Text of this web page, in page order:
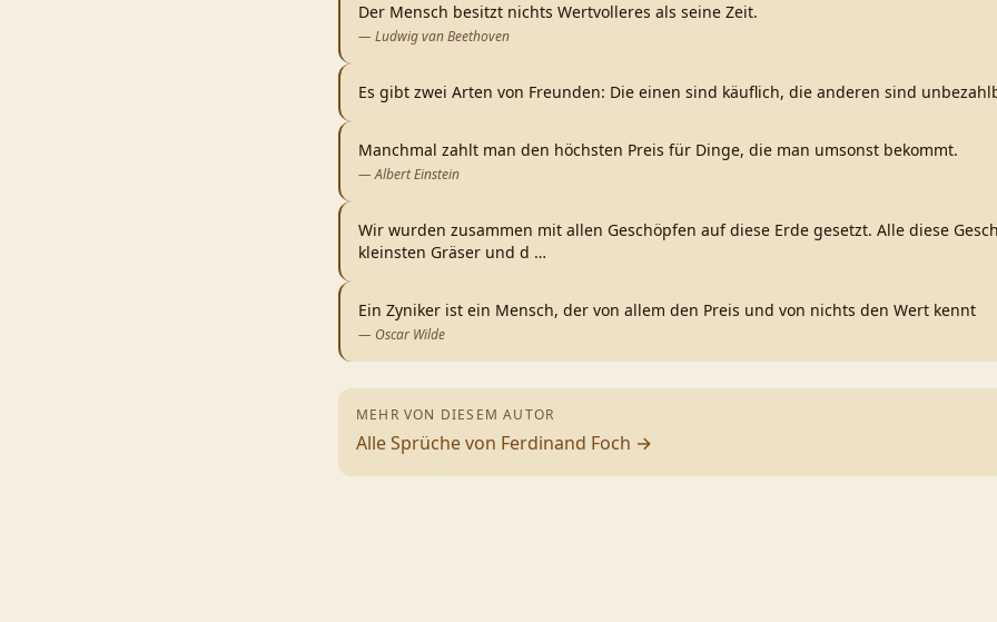
Der Mensch besitzt nichts Wertvolleres als seine Zeit.
— Ludwig van Beethoven
Es gibt zwei Arten von Freunden: Die einen sind käuflich, die anderen sind
Manchmal zahlt man den höchsten Preis für Dinge, die man umsonst bekommt.
—Albert Einstein
Wir wurden zusammen mit allen Geschöpfen auf diese Erde gesetzt. Alle diese
kleinsten Gräser und d …
Ein Zyniker ist ein Mensch, der von allem den Preis und von nichts den Wert kennt
— Oscar Wilde
MEHR VON DIESEM AUTOR
Alle Sprüche von Ferdinand Foch →